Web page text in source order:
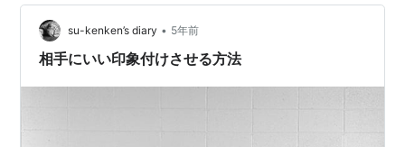
そんな自己奉仕バイアスについて、分かりやすく解説し
ていきます。 自己奉仕バイアスとは？ 自己奉仕バイアス
の具体例は？ 例１：学校の期末テスト 例２：株式の売買
su-kenken’s diary • 5年前
相手にいい印象付けさせる方法